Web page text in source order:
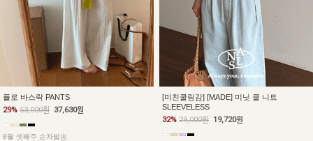
플로 바스락 PANTS
29% 53,000원 37,630원
8월 셋째주 순차발송
[미친쿨링감] [MADE] 미닛 쿨 니트
SLEEVELESS
32% 29,000원 19,720원